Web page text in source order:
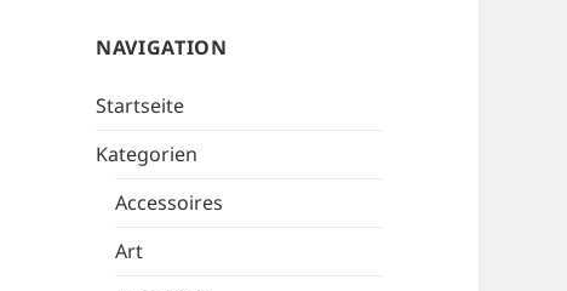
NAVIGATION
Startseite
Kategorien
Accessoires
Art